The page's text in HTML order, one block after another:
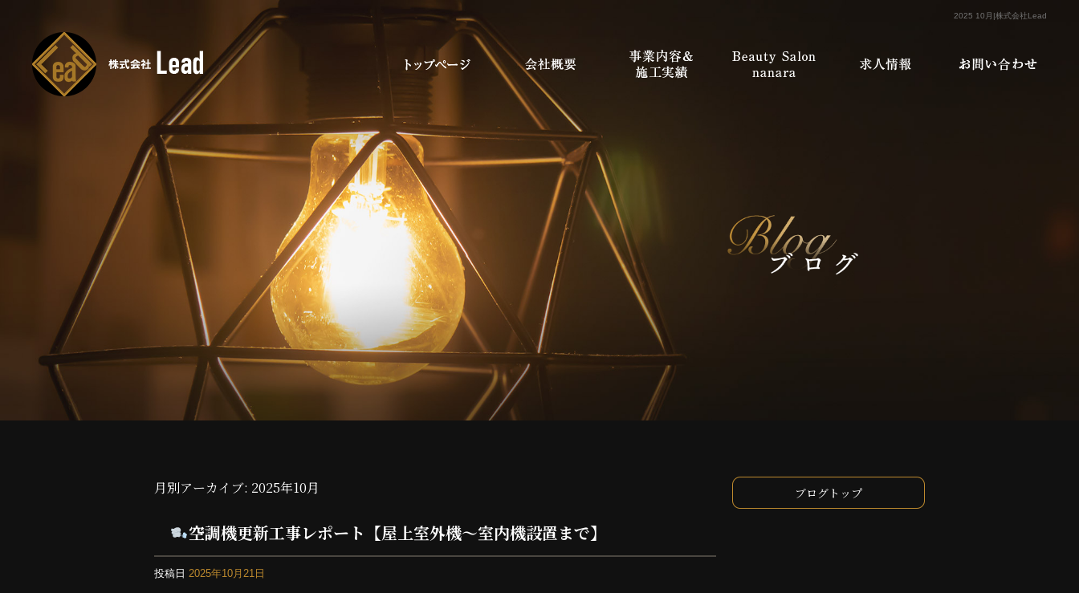
2025 10月|株式会社Lead
月別アーカイブ: 2025年10月
空調機更新工事レポート【屋上室外機～室内機設置まで】
投稿日 2025年10月21日
ブログトップ